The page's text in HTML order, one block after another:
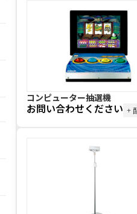
コンピューター抽選機
お問い合わせください +